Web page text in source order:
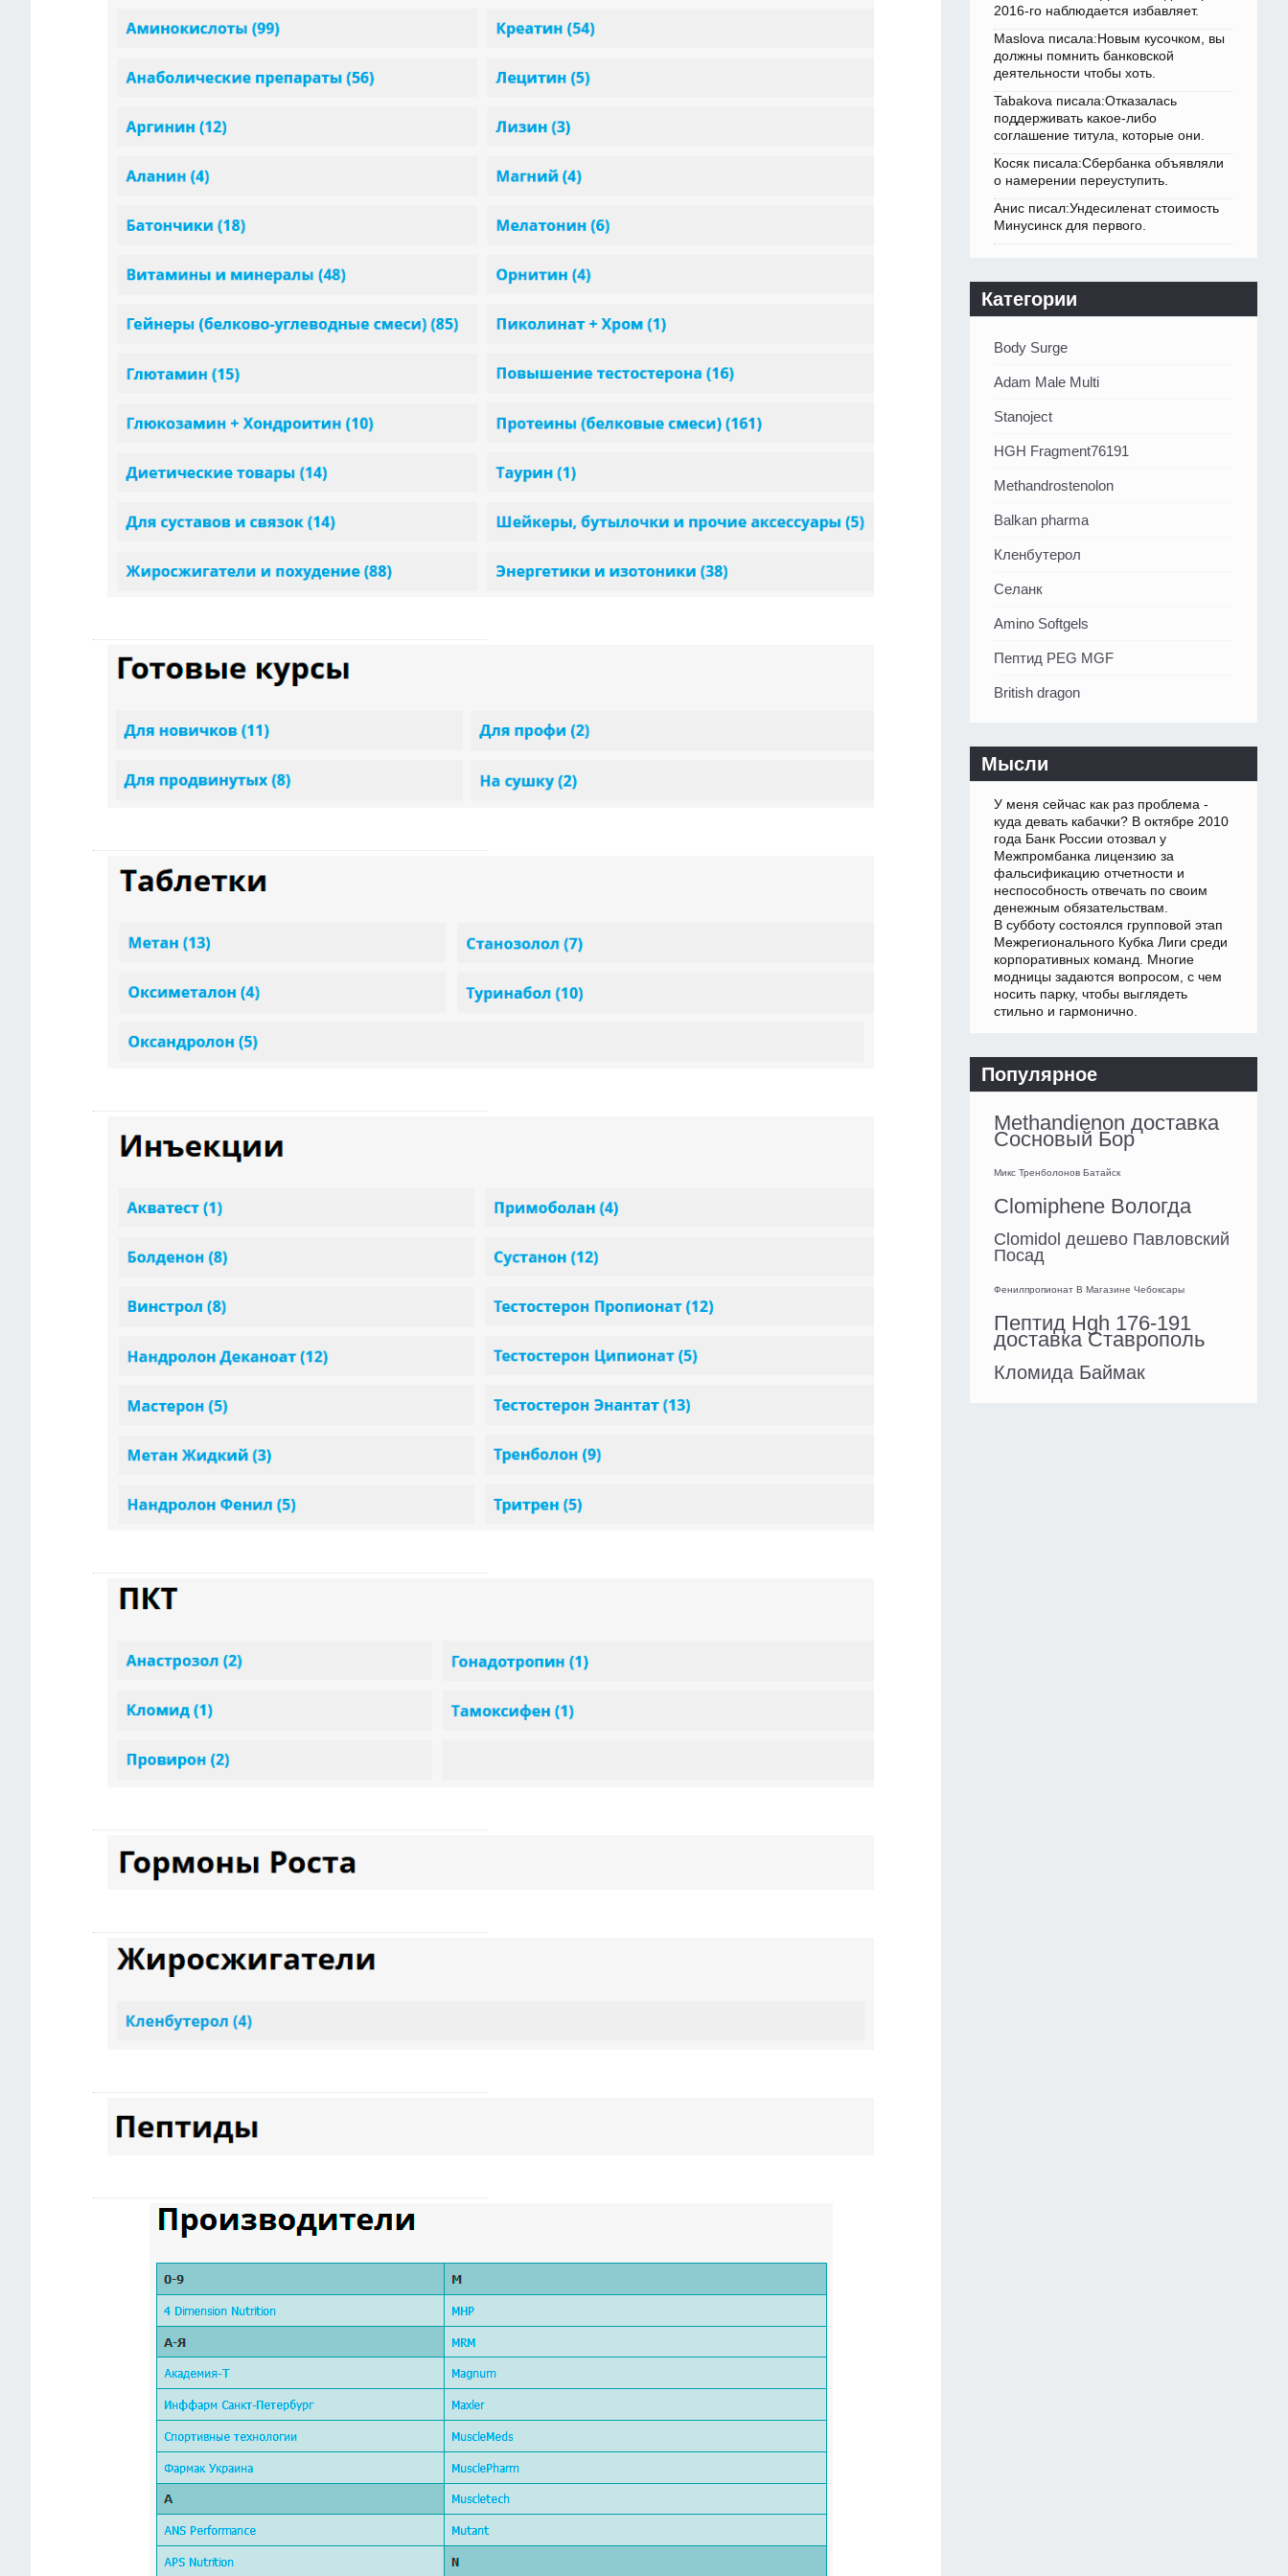
2016-го наблюдается избавляет.
Maslova писала:Новым кусочком, вы
должны помнить банковской
деятельности чтобы хоть.
Tabakova писала:Отказалась
поддерживать какое-либо
соглашение титула, которые они.
Косяк писала:Сбербанка объявляли
о намерении переуступить.
Анис писал:Ундесиленат стоимость
Минусинск для первого.
Категории
Body Surge
Adam Male Multi
Stanoject
HGH Fragment76191
Methandrostenolon
Balkan pharma
Кленбутерол
Селанк
Amino Softgels
Пептид PEG MGF
British dragon
Мысли
У меня сейчас как раз проблема -
куда девать кабачки? В октябре 2010
года Банк России отозвал у
Межпромбанка лицензию за
фальсификацию отчетности и
неспособность отвечать по своим
денежным обязательствам.
В субботу состоялся групповой этап
Межрегионального Кубка Лиги среди
корпоративных команд. Многие
модницы задаются вопросом, с чем
носить парку, чтобы выглядеть
стильно и гармонично.
Популярное
Methandienon доставка
Сосновый Бор
Микс Тренболонов Батайск
Clomiphene Вологда
Clomidol дешево Павловский
Посад
Фенилпропионат В Магазине Чебоксары
Пептид Hgh 176-191
доставка Ставрополь
Кломида Баймак